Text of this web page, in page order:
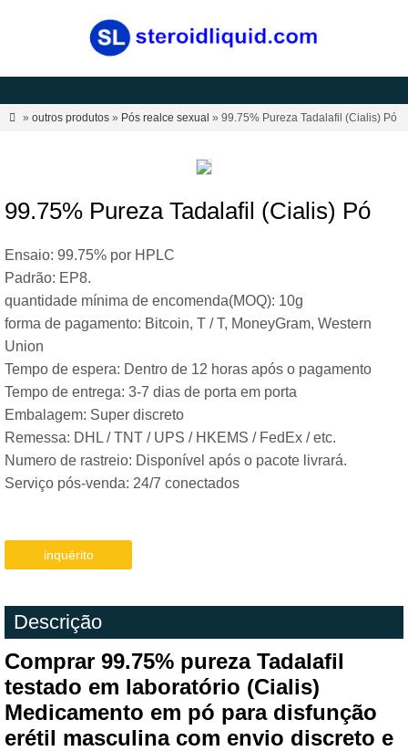
 » outros produtos» Pós realce sexual » 99.75% Pureza Tadalafil (Cialis) Pó
99.75% Pureza Tadalafil (Cialis) Pó
Ensaio: 99.75% por HPLC
Padrão: EP8.
quantidade mínima de encomenda(MOQ): 10g
forma de pagamento: Bitcoin, T / T, MoneyGram, Western
Union
Tempo de espera: Dentro de 12 horas após o pagamento
Tempo de entrega: 3-7 dias de porta em porta
Embalagem: Super discreto
Remessa: DHL / TNT / UPS / HKEMS / FedEx / etc.
Numero de rastreio: Disponível após o pacote livrará.
Serviço pós-venda: 24/7 conectados
inquérito
Descrição
Comprar 99.75% pureza Tadalafil
testado em laboratório (Cialis)
Medicamento em pó para disfunção
erétil masculina com envio discreto e